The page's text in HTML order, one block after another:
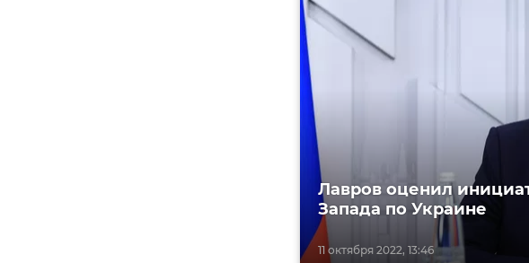
11 октября 2022, 13:46
Лавров оценил
Запада по Украине